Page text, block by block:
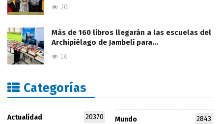
20
Más de 160 libros llegarán a las escuelas del
Archipiélago de Jambelí para…
16
Categorías
Actualidad 20370 Mundo 2843